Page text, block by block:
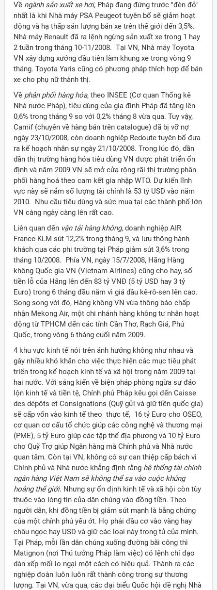
Về ngành sản xuất xe hơi, Pháp đang đứng trước "đèn đỏ"
nhất là khi Nhà máy PSA Peugeot tuyên bố sẽ giảm hoạt
động và hạ thấp sản lượng bán xe trên thế giới đến 3,5%.
Nhà máy Renault đã ra lệnh ngừng sản xuất xe trong 1 hay
2 tuần trong tháng 10-11/2008. Tại VN, Nhà máy Toyota
VN xây dựng xưởng đầu tiên làm khung xe trong vòng 9
tháng. Toyota Yaris cũng có phương pháp thích hợp để bán
xe cho phụ nữ thành thị.
Về phân phối hàng hóa, theo INSEE (Cơ quan Thống kê
Nhà nước Pháp), tiêu dùng của gia đình Pháp đã tăng lên
0,6% trong tháng 9 so với 0,2% tháng 8 vừa qua. Tuy vậy,
Camif (chuyên về hàng bán trên catalogue) đã bị vỡ nợ
ngày 23/10/2008, còn doanh nghiệp Redoute tuyên bố đưa
ra kế hoạch nhân sự ngày 21/10/2008. Trong lúc đó, dần
dần thị trường hàng hóa tiêu dùng VN được phát triển ổn
định và năm 2009 VN sẽ mở cửa rộng rãi thị trường phân
phối hàng hoá theo cam kết gia nhập WTO. Dự kiến lĩnh
vực này sẽ nắm số lượng tài chính là 53 tỷ USD vào năm
2010. Nhu cầu tiêu dùng và sức mua tại các thành phố lớn
VN càng ngày càng lên rất cao.
Liên quan đến vận tải hàng không, doanh nghiệp AIR
France-KLM sút 12,2% trong tháng 9, và lưu thông hành
khách qua các phi trường tại Pháp giảm sút 3,6% trong
tháng 10/2008. Phía VN, ngày 15/7/2008, Hãng Hàng
không Quốc gia VN (Vietnam Airlines) cũng cho hay, số
tiền lỗ của Hãng lên đến 83 tỷ VNĐ (5 tỷ USD hay 3 tỷ
Euro) trong 6 tháng đầu năm vì giá dầu kê-rô-sen lên cao.
Song song với đó, Hàng không VN vừa thông báo chấp
nhận Mekong Air, một chi nhánh hàng không tư nhân hoạt
động từ TPHCM đến các tỉnh Cần Thơ, Rạch Giá, Phú
Quốc, trong vòng 6 tháng cuối năm 2009.
4 khu vực kinh tế nói trên ảnh hưởng không như nhau và
gây nhiều khó khăn cho việc thực hiện các mục tiêu phát
triển trong kế hoạch kinh tế và xã hội trong năm 2009 tại
hai nước. Với sáng kiến về biện pháp phòng ngừa sự đảo
lộn kinh tế và tiền tệ, Chính phủ Pháp kêu gọi đến Caisse
des dépôts et Consignations (Quỹ gửi và giữ tiền quốc gia)
sẽ cấp vốn vào kinh tế theo thực tế, 16 tỷ Euro cho OSEO,
cơ quan cơ cấu tổ chức giúp các công nghệ và thương mại
(PME), 5 tỷ Euro giúp các tập thể địa phương và 10 tỷ Euro
cho Quỹ Trợ giúp Ngân hàng mà Chính phủ và Nhà nước
quan tâm. Còn tại VN, không có sự can thiệp cấp bách vì
Chính phủ và Nhà nước khẳng định rằng hệ thống tài chính
ngân hàng Việt Nam sẽ không thể sa vào cuộc khủng
hoảng thế giới. Nhưng sự ổn định kinh tế và xã hội còn tùy
thuộc vào lòng tin của dân chúng vào đồng tiền. Theo
người dân, khi đồng tiền bị giảm sút mạnh là bằng chứng
của một chính phủ yếu ớt. Họ phải đầu cơ vào vàng hay
châu ngọc hay USD và giữ các loại này trong tủ của mình.
Tại Pháp, mỗi lần dân chúng xuống đường bãi công thì
Matignon (nơi Thủ tướng Pháp làm việc) có lệnh chỉ đạo
dàn xếp mối lo ngại một cách có hiệu quả. Thành ra các
nghiệp đoàn luôn luôn rất thành công trong sự thương
lượng. Tại VN, vừa qua, các đại biểu Quốc hội đề nghị Nhà